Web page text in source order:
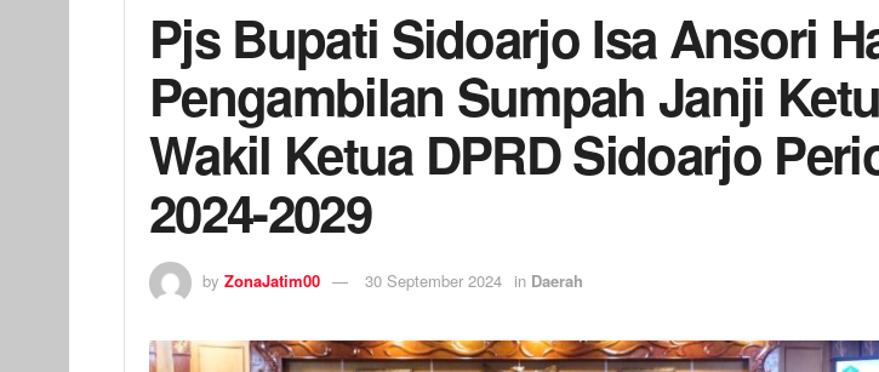
Pjs Bupati Sidoarjo Isa Ansori
Pengambilan Sumpah Janji
Wakil Ketua DPRD Sidoarjo
2024-2029
by ZonaJatim00 30 September 2024 in Daerah